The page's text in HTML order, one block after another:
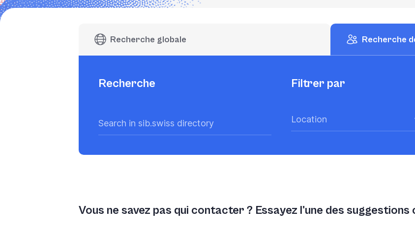
Recherche globale Recherche
Recherche Filtrer par
Location
Vous ne savez pas qui contacter ? Essayez l'une des suggestions